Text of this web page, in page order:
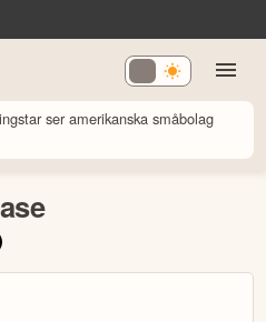
ser amerikanska småbolag